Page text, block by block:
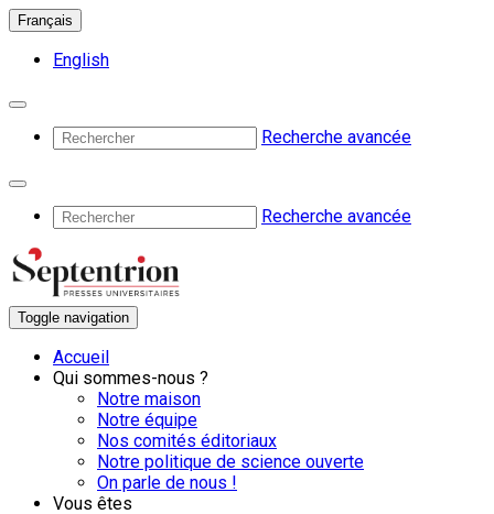
Français
English
Recherche avancée
Recherche avancée
Toggle navigation
Accueil
Qui sommes-nous ?
Notre maison
Notre équipe
Nos comités éditoriaux
Notre politique de science ouverte
On parle de nous !
Vous êtes